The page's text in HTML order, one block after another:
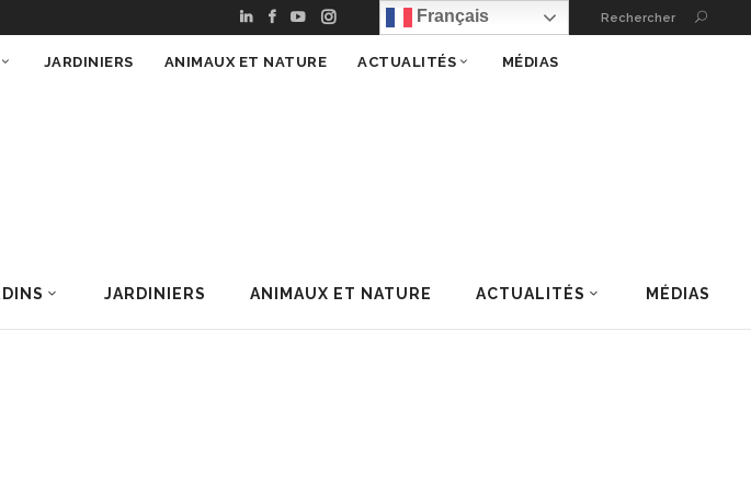
– 100 % Nature Français Rechercher
JARDINIERS ANIMAUX ET NATURE ACTUALITÉS MÉDIAS
JARDINIERS ANIMAUX ET NATURE ACTUALITÉS MÉDIAS